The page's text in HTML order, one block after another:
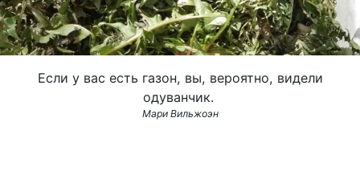
Если у вас есть газон, вы, вероятно, видели
одуванчик.
Мари Вильжоэн